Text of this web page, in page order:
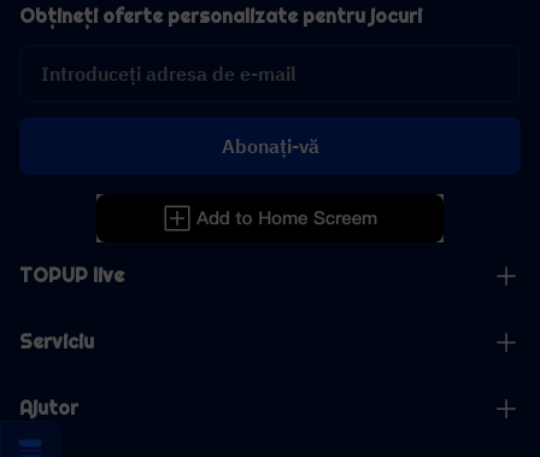
TOPUP live
Serviciu
Ajutor
Obțineți oferte personalizate pentru jocuri
Abonați-vă